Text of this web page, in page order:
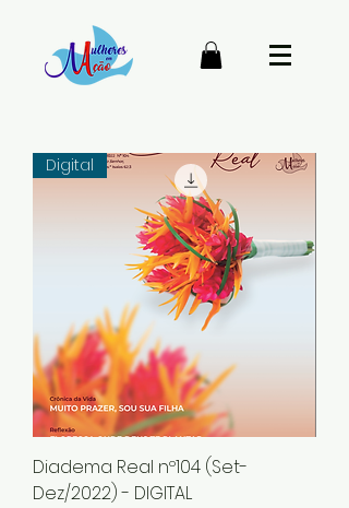
Digital
Diadema Real nº104 (Set-
Dez/2022) - DIGITAL